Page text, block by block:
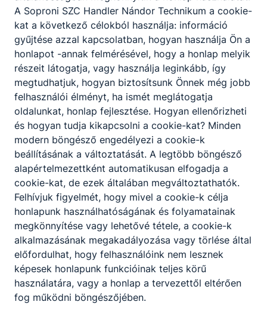
A Soproni SZC Handler Nándor Technikum a cookie-
kat a következő célokból használja: információ
gyűjtése azzal kapcsolatban, hogyan használja Ön a
honlapot -annak felmérésével, hogy a honlap melyik
részeit látogatja, vagy használja leginkább, így
megtudhatjuk, hogyan biztosítsunk Önnek még jobb
felhasználói élményt, ha ismét meglátogatja
oldalunkat, honlap fejlesztése. Hogyan ellenőrizheti
és hogyan tudja kikapcsolni a cookie-kat? Minden
modern böngésző engedélyezi a cookie-k
beállításának a változtatását. A legtöbb böngésző
alapértelmezettként automatikusan elfogadja a
cookie-kat, de ezek általában megváltoztathatók.
Felhívjuk figyelmét, hogy mivel a cookie-k célja
honlapunk használhatóságának és folyamatainak
megkönnyítése vagy lehetővé tétele, a cookie-k
alkalmazásának megakadályozása vagy törlése által
előfordulhat, hogy felhasználóink nem lesznek
képesek honlapunk funkcióinak teljes körű
használatára, vagy a honlap a tervezettől eltérően
fog működni böngészőjében.